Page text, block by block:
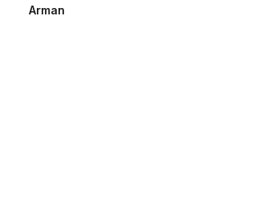
Arman